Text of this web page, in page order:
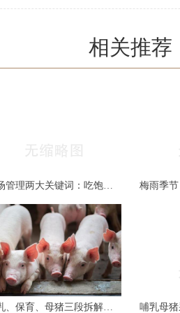
相关推荐
猪场管理两大关键词：吃饱和干燥，做到位了效益差不少
哺乳、保育、母猪三段拆解：真正的猪群健康管理，从来不是靠药堆出来的